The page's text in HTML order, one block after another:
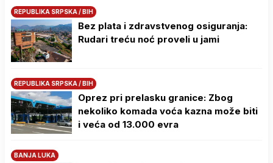
REPUBLIKA SRPSKA / BIH
Bez plata i zdravstvenog osiguranja:
Rudari treću noć proveli u jami
REPUBLIKA SRPSKA / BIH
Oprez pri prelasku granice: Zbog
nekoliko komada voća kazna može biti
i veća od 13.000 evra
BANJA LUKA